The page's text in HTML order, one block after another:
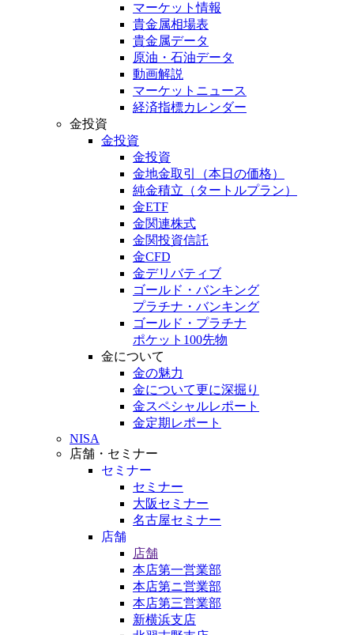
マーケット情報
貴金属相場表
貴金属データ
原油・石油データ
動画解説
マーケットニュース
経済指標カレンダー
金投資
金投資
金投資
金地金取引
（本日の価格）
純金積立 （タートルプラン）
金ETF
金関連株式
金関投資信託
金CFD
金デリバティブ
ゴールド・バンキング
プラチナ・バンキング
ゴールド・プラチナ
ポケット100先物
金について
金の魅力
金について更に深掘り
金スペシャルレポート
金定期レポート
NISA
店舗・セミナー
セミナー
セミナー
大阪セミナー
名古屋セミナー
店舗
店舗
本店第一営業部
本店第ニ営業部
本店第三営業部
新横浜支店